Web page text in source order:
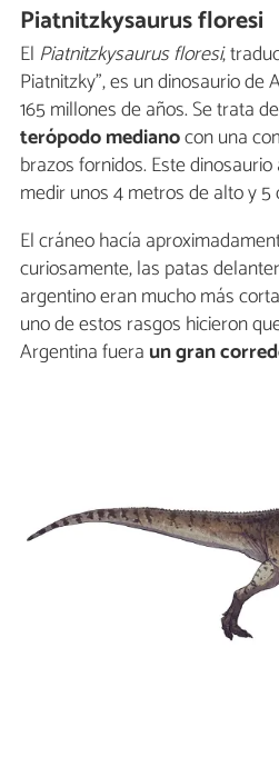
Piatnitzkysaurus floresi
El Piatnitzkysaurus floresi,
Piatnitzky", es un dinosaurio de
165 millones de años. Se trata
terópodo medianocon una
brazos fornidos. Este
medir unos 4 metros de alto y 5
El cráneo hacía
curiosamente, las patas
argentino eran mucho más
uno de estos rasgos hicieron
Argentina fuera un gran